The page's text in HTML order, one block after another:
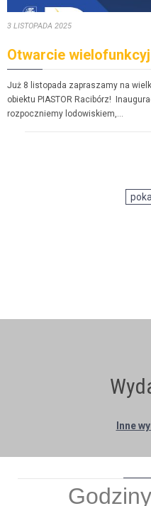
3 LISTOPA­DA 2025
Otwarcie
Już 8 listopa­da zaprasza­my na
obiek­tu PIASTOR Racibórz!
rozpoczniemy lodowiskiem,…
Inne